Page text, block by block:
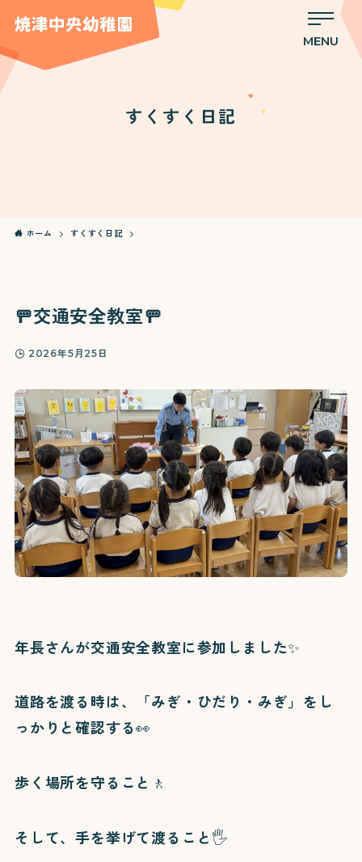
MENU
すくすく日記
ホーム すくすく日記
🚥交通安全教室🚥
2026年5月25日
年長さんが交通安全教室に参加しました✨
道路を渡る時は、「みぎ・ひだり・みぎ」をし
っかりと確認する👀
歩く場所を守ること🚶
そして、手を挙げて渡ること🖐️